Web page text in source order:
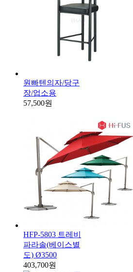
원빠텐의자/당구
장/업소용
57,500원
HFP-5803 트레비
파라솔(베이스별
도) Ø3500
403,700원